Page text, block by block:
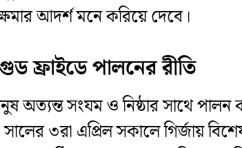
আদর্শ মনে করিয়ে দেবে।
ফ্রাইডে পালনের রীতি
অত্যন্ত সংযম ও নিষ্ঠার সাথে
৩রা এপ্রিল সকালে গির্জায়